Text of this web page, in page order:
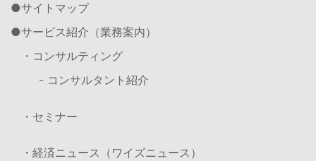
サイトマップ
サービス紹介（業務案内）
・コンサルティング
- コンサルタント紹介
・セミナー
・経済ニュース（ワイズニュース）